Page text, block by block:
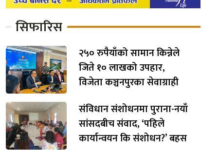
सिफारिस
२५० रुपैयाँको सामान किन्नेले
जिते १० लाखको उपहार,
विजेता कञ्चनपुरका सेवाग्राही
संविधान संशोधनमा पुराना-नयाँ
सांसदबीच संवाद, ‘पहिले
कार्यान्वयन कि संशोधन?’ बहस